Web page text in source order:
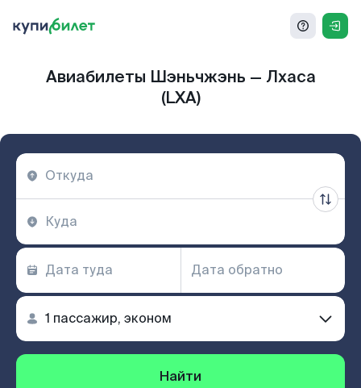
Авиабилеты Шэньчжэнь — Лхаса
(LXA)
Найти